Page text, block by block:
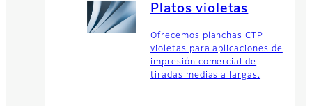
Platos violetas
Ofrecemos planchas CTP
violetas para aplicaciones de
impresión comercial de
tiradas medias a largas.